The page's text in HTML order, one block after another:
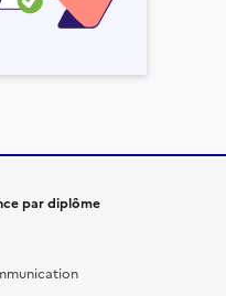
par diplôme